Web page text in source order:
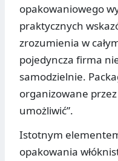
opakowaniowego
praktycznych
zrozumienia w
pojedyncza firma
samodzielnie.
organizowane
umożliwić”.
Istotnym
opakowania